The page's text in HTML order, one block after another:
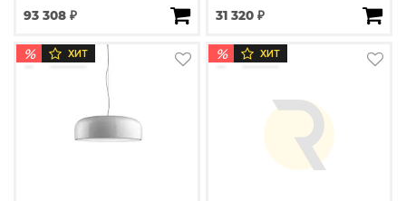
93 308 ₽ 31 320 ₽
% ХИТ % ХИТ